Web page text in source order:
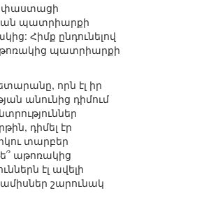
փաստացի
պատրիարքի
Հիմք ընդունելով
պատրիարքի
որն էլ իր
անունից դիմում
դիմել էր
տարբեր
աթոռակից
էլ ավելի
շարունակ